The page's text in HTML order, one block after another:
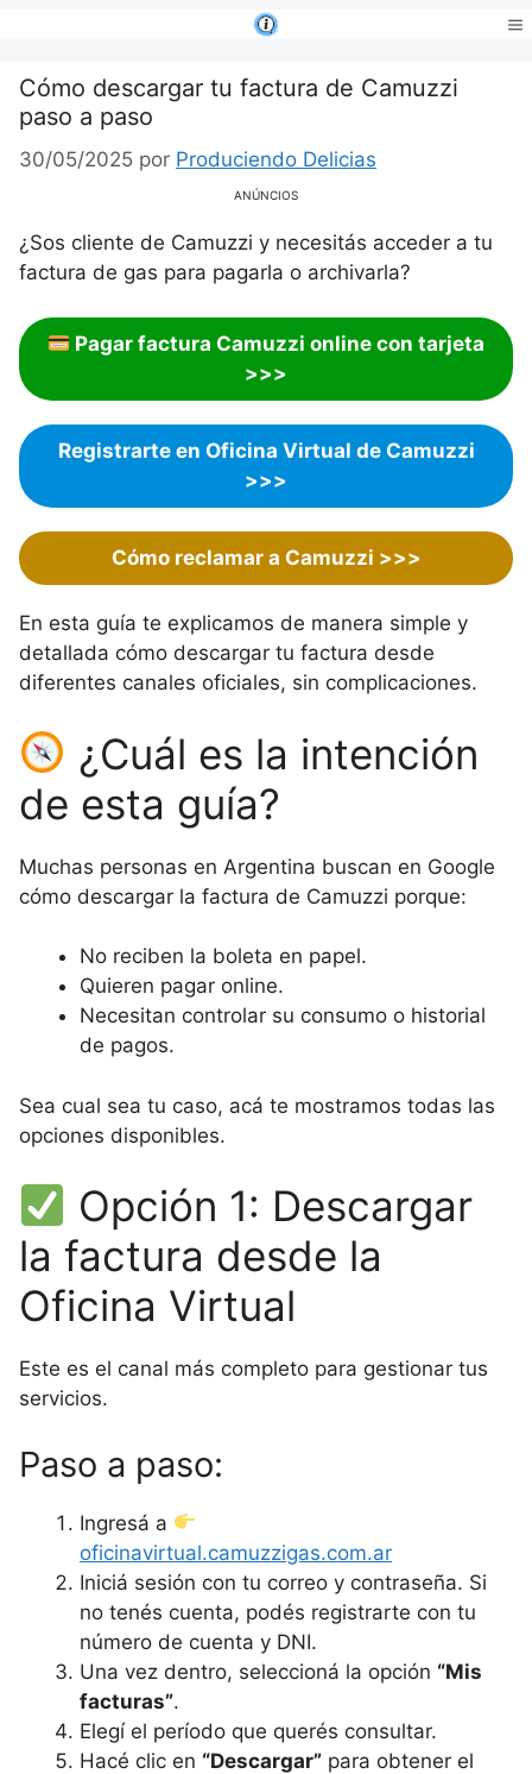
contenido
Cómo descargar tu factura de Camuzzi
paso a paso
30/05/2025 por Produciendo Delicias
ANÚNCIOS
¿Sos cliente de Camuzzi y necesitás acceder a tu
factura de gas para pagarla o archivarla?
Pagar factura Camuzzi online con tarjeta
>>>
Registrarte en Oficina Virtual de Camuzzi
>>>
Cómo reclamar a Camuzzi >>>
En esta guía te explicamos de manera simple y
detallada cómo descargar tu factura desde
diferentes canales oficiales, sin complicaciones.
¿Cuál es la intención
de esta guía?
Muchas personas en Argentina buscan en Google
cómo descargar la factura de Camuzzi porque:
No reciben la boleta en papel.
Quieren pagar online.
Necesitan controlar su consumo o historial
de pagos.
Sea cual sea tu caso, acá te mostramos todas las
opciones disponibles.
Opción 1: Descargar
la factura desde la
Oficina Virtual
Este es el canal más completo para gestionar tus
servicios.
Paso a paso:
Ingresá a
oficinavirtual.camuzzigas.com.ar
Iniciá sesión con tu correo y contraseña. Si
no tenés cuenta, podés registrarte con tu
número de cuenta y DNI.
Una vez dentro, seleccioná la opción “Mis
facturas”.
Elegí el período que querés consultar.
Hacé clic en “Descargar” para obtener el